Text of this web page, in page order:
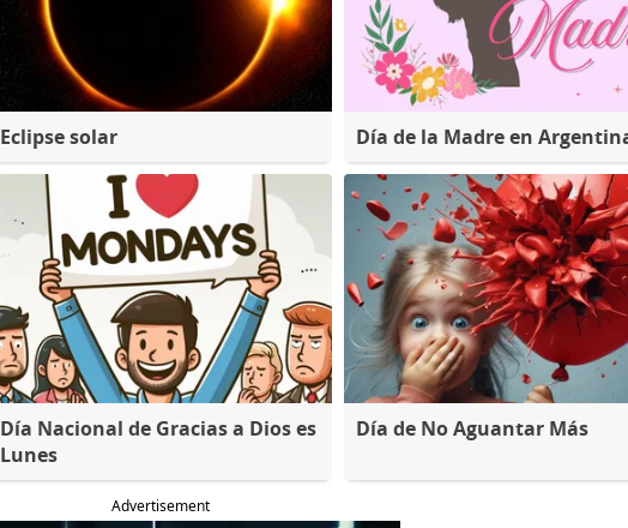
Eclipse solar Día de la Madre en
Día Nacional de Gracias a Dios es
Lunes
Día de No Aguantar Más
Advertisement